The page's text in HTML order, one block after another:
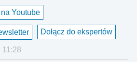
Youtube
Dołącz do ekspertów
11:28